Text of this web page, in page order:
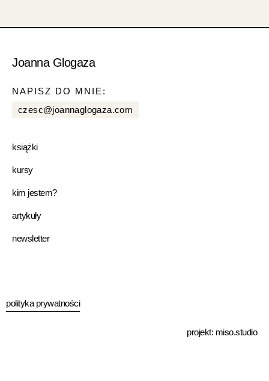
Joanna Glogaza
NAPISZ DO MNIE:
czesc@joannaglogaza.com
książki
kursy
kim jestem?
artykuły
newsletter
polityka prywatności
projekt: miso.studio